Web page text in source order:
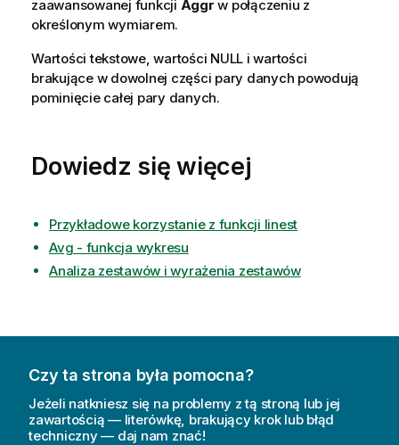
zaawansowanej funkcji Aggr w połączeniu z
określonym wymiarem.
Wartości tekstowe, wartości NULL i wartości
brakujące w dowolnej części pary danych powodują
pominięcie całej pary danych.
Dowiedz się więcej
Przykładowe korzystanie z funkcji linest
Avg - funkcja wykresu
Analiza zestawów i wyrażenia zestawów
Czy ta strona była pomocna?
Jeżeli natkniesz się na problemy z tą stroną lub jej
zawartością — literówkę, brakujący krok lub błąd
techniczny — daj nam znać!